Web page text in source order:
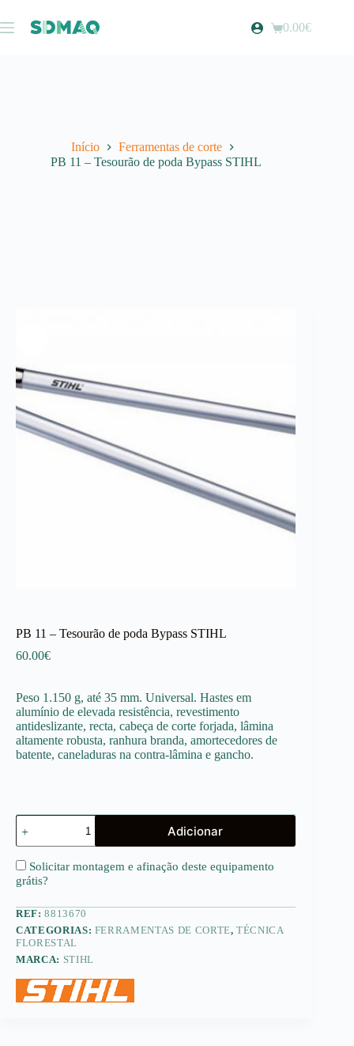
para
o
Carrinho
0.00€
Início
Ferramentas de corte
PB 11 – Tesourão de poda Bypass STIHL
PB 11 – Tesourão de poda Bypass STIHL
60.00€
Peso 1.150 g, até 35 mm. Universal. Hastes em
alumínio de elevada resistência, revestimento
antideslizante, recta, cabeça de corte forjada, lâmina
altamente robusta, ranhura branda, amortecedores de
batente, caneladuras na contra-lâmina e gancho.
Quantidade
de
PB
11
-
Tesourão
poda
Bypass
STIHL
Adicionar
Solicitar montagem e afinação deste equipamento
grátis?
REF:8813670
CATEGORIAS: FERRAMENTAS DE CORTE,TÉCNICA
FLORESTAL
MARCA: STIHL